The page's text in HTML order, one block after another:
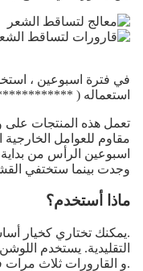
في فترة اسبوعين ،
استعماله (
تعمل هذه المنتجات
مقاوم للعوامل
اسبوعين الرأس من بداية
وجدت بينما ستختفي
ماذا أستخدم؟
.يمكنك تختاري كخيار
التقليدية. يستخدم اللوشن
.و القارورات ثلاث مرات